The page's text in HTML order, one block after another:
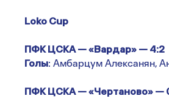
Loko Cup
ПФК ЦСКА — «Вардар» — 4:2
Голы: Амбарцум Алексанян,
ПФК ЦСКА — «Чертаново» —